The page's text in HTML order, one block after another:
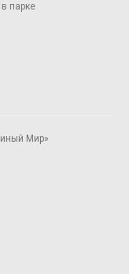
парке
Мир»